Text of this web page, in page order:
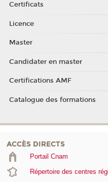
Certificats
Licence
Master
Candidater en master
Certifications AMF
Catalogue des formations
ACCÈS DIRECTS
Portail Cnam
Répertoire des centres